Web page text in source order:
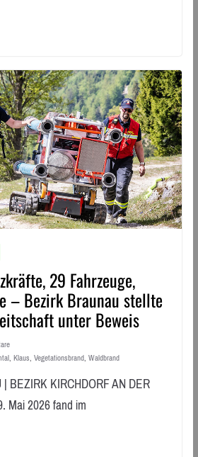
29 Fahrzeuge,
– Bezirk Braunau stellte
unter Beweis
, Klaus, Vegetationsbrand, Waldbrand
BEZIRK KIRCHDORF AN DER
Mai 2026 fand im